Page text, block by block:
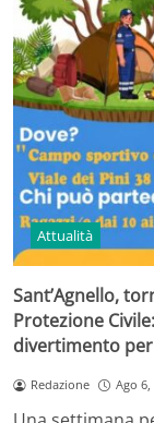
Attualità
Sant’Agnello,
Protezione
divertimento
Redazione Ago 6,